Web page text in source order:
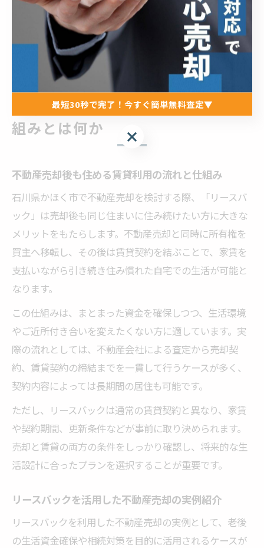
産売却とリースバックは、生活を守る強力な手段です
が、長期的な視点で慎重に判断することが成功への近道
売却後に自宅を賃貸利用できる仕
組みとは何か
不動産売却後も住める賃貸利用の流れと仕組み
石川県かほく市で不動産売却を検討する際、「リースバ
ック」は売却後も同じ住まいに住み続けたい方に大きな
メリットをもたらします。不動産売却と同時に所有権を
買主へ移転し、その後は賃貸契約を結ぶことで、家賃を
支払いながら引き続き住み慣れた自宅での生活が可能と
なります。
この仕組みは、まとまった資金を確保しつつ、生活環境
やご近所付き合いを変えたくない方に適しています。実
際の流れとしては、不動産会社による査定から売却契
約、賃貸契約の締結までを一貫して行うケースが多く、
契約内容によっては長期間の居住も可能です。
ただし、リースバックは通常の賃貸契約と異なり、家賃
や契約期間、更新条件などが事前に取り決められます。
売却と賃貸の両方の条件をしっかり確認し、将来的な生
活設計に合ったプランを選択することが重要です。
リースバックを活用した不動産売却の実例紹介
リースバックを利用した不動産売却の実例として、老後
の生活資金確保や相続対策を目的に活用されるケースが
最短30秒で完了！今すぐ簡単無料査定▼
最短30秒で完了！今すぐ簡単無料査定▼